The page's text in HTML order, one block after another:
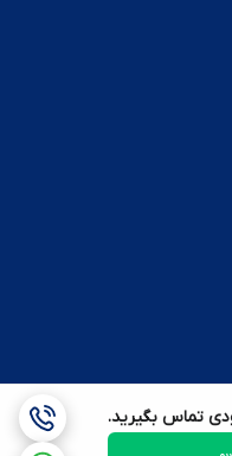
تماس بگیرید.